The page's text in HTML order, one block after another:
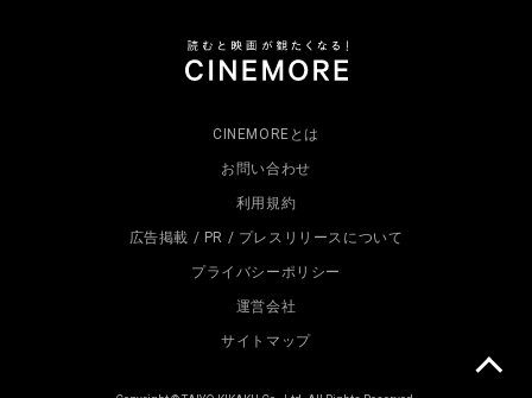
CINEMOREとは
お問い合わせ
利用規約
広告掲載 / PR / プレスリリースについて
プライバシーポリシー
運営会社
サイトマップ